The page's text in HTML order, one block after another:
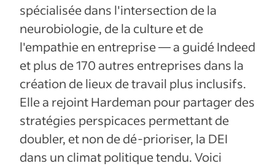
spécialisée dans l'intersection de la
neurobiologie, de la culture et de
l'empathie en entreprise — a guidé Indeed
et plus de 170 autres entreprises dans la
création de lieux de travail plus inclusifs.
Elle a rejoint Hardeman pour partager des
stratégies perspicaces permettant de
doubler, et non de dé-prioriser, la DEI
dans un climat politique tendu. Voici